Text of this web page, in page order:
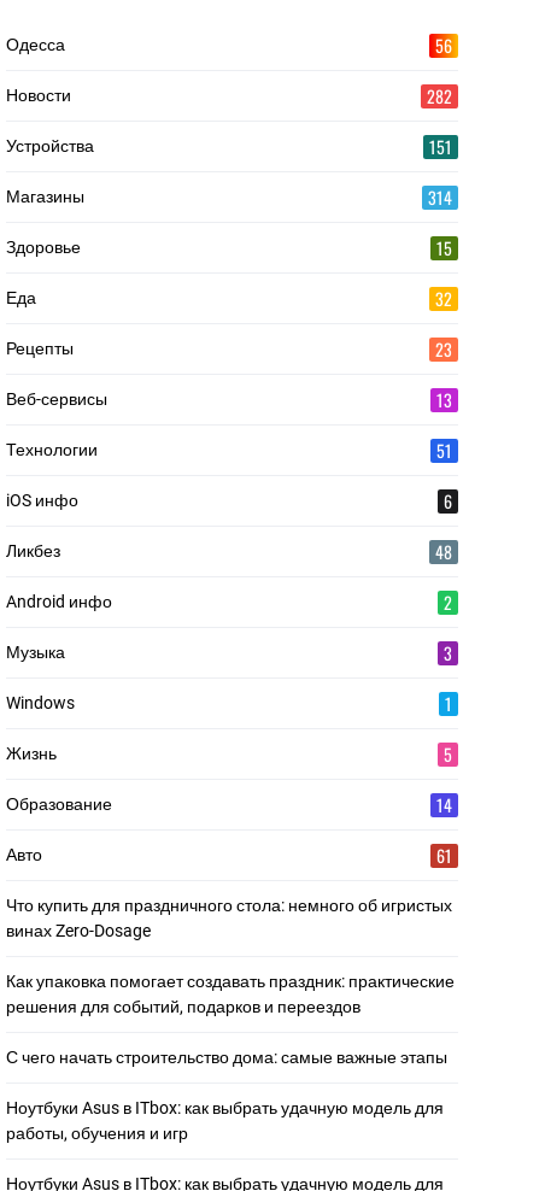
Одесса 56
Новости 282
Устройства 151
Магазины 314
Здоровье 15
Еда 32
Рецепты 23
Веб-сервисы 13
Технологии 51
iOS инфо 6
Ликбез 48
Android инфо 2
Музыка 3
Windows 1
Жизнь 5
Образование 14
Авто 61
Что купить для праздничного стола: немного об игристых
винах Zero-Dosage
Как упаковка помогает создавать праздник: практические
решения для событий, подарков и переездов
С чего начать строительство дома: самые важные этапы
Ноутбуки Asus в ITbox: как выбрать удачную модель для
работы, обучения и игр
Ноутбуки Asus в ITbox: как выбрать удачную модель для